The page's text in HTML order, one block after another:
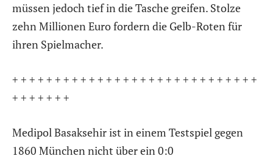
müssen jedoch tief in die Tasche greifen. Stolze
zehn Millionen Euro fordern die Gelb-Roten für
ihren Spielmacher.
+ + + + + + + + + + + + + + + + + + + + + + + + + + + + +
+ + + + + + +
Medipol Basaksehir ist in einem Testspiel gegen
1860 München nicht über ein 0:0